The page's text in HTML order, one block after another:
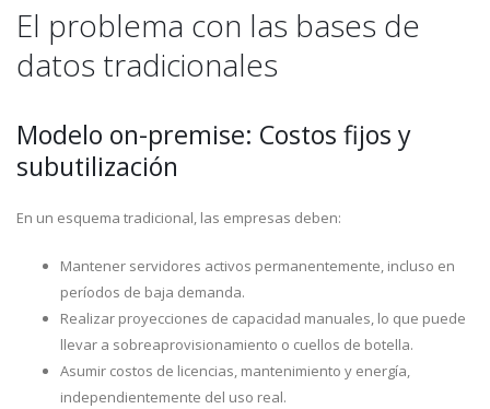
El problema con las bases de
datos tradicionales
Modelo on-premise: Costos fijos y
subutilización
En un esquema tradicional, las empresas deben:
Mantener servidores activos permanentemente, incluso en
períodos de baja demanda.
Realizar proyecciones de capacidad manuales, lo que puede
llevar a sobreaprovisionamiento o cuellos de botella.
Asumir costos de licencias, mantenimiento y energía,
independientemente del uso real.